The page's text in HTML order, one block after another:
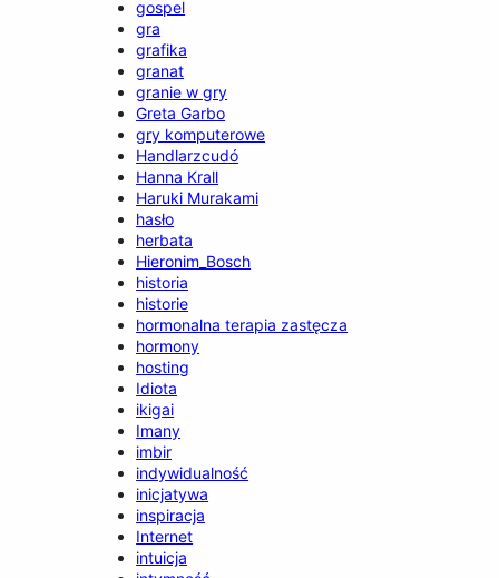
gospel
gra
grafika
granat
granie w gry
Greta Garbo
gry komputerowe
Handlarzcudó
Hanna Krall
Haruki Murakami
hasło
herbata
Hieronim_Bosch
historia
historie
hormonalna terapia zastęcza
hormony
hosting
Idiota
ikigai
Imany
imbir
indywidualność
inicjatywa
inspiracja
Internet
intuicja